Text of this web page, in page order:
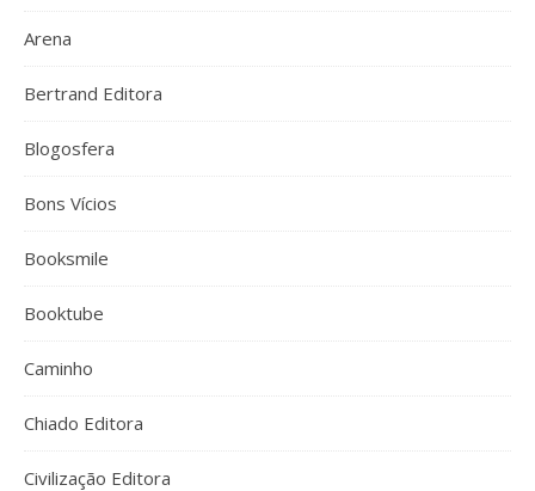
Arena
Bertrand Editora
Blogosfera
Bons Vícios
Booksmile
Booktube
Caminho
Chiado Editora
Civilização Editora